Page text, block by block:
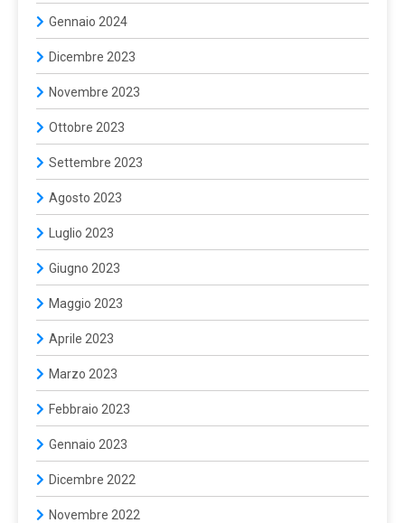
Gennaio 2024
Dicembre 2023
Novembre 2023
Ottobre 2023
Settembre 2023
Agosto 2023
Luglio 2023
Giugno 2023
Maggio 2023
Aprile 2023
Marzo 2023
Febbraio 2023
Gennaio 2023
Dicembre 2022
Novembre 2022